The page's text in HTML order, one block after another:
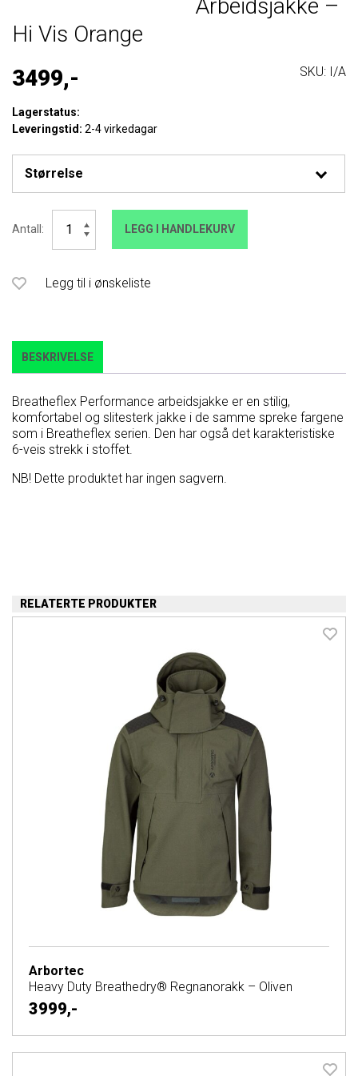
Arbeidsjakke –
Hi Vis Orange
3499,-
SKU: I/A
Lagerstatus:
Leveringstid: 2-4 virkedagar
Antall:
Performance
Arbeidsjakke
Hi
LEGG I HANDLEKURV
Legg til i ønskeliste
BESKRIVELSE
Breatheflex Performance arbeidsjakke er en stilig,
komfortabel og slitesterk jakke i de samme spreke fargene
som i Breatheflex serien. Den har også det karakteristiske
6-veis strekk i stoffet.
NB! Dette produktet har ingen sagvern.
RELATERTE PRODUKTER
Arbortec
Heavy Duty Breathedry® Regnanorakk – Oliven
3999,-